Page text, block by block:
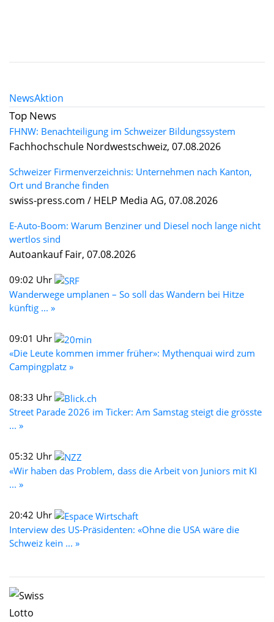
NewsAktion
Top News
FHNW: Benachteiligung im Schweizer Bildungssystem
Fachhochschule Nordwestschweiz, 07.08.2026
Schweizer Firmenverzeichnis: Unternehmen nach Kanton,
Ort und Branche finden
swiss-press.com / HELP Media AG, 07.08.2026
E-Auto-Boom: Warum Benziner und Diesel noch lange nicht
wertlos sind
Autoankauf Fair, 07.08.2026
09:02 Uhr
Wanderwege umplanen – So soll das Wandern bei Hitze
künftig ... »
09:01 Uhr
«Die Leute kommen immer früher»: Mythenquai wird zum
Campingplatz »
08:33 Uhr
Street Parade 2026 im Ticker: Am Samstag steigt die grösste
... »
05:32 Uhr
«Wir haben das Problem, dass die Arbeit von Juniors mit KI
... »
20:42 Uhr
Interview des US-Präsidenten: «Ohne die USA wäre die
Schweiz kein ... »